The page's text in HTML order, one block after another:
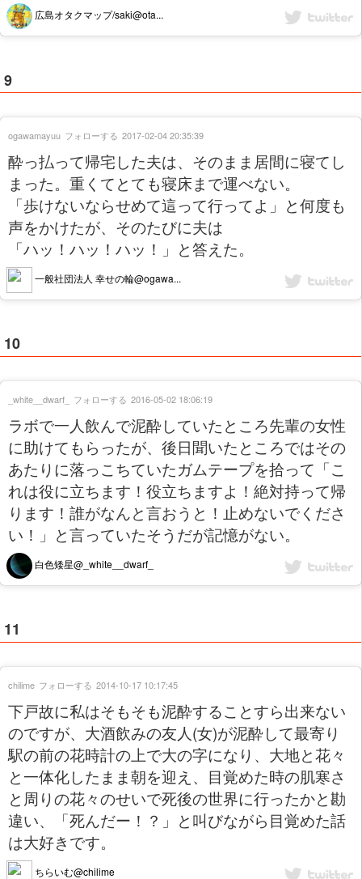
広島オタクマップ/saki@ota...
9
酔っ払って帰宅した夫は、そのまま居間に寝てし
まった。重くてとても寝床まで運べない。
「歩けないならせめて這って行ってよ」と何度も
声をかけたが、そのたびに夫は
「ハッ！ハッ！ハッ！」と答えた。
一般社団法人 幸せの輪@ogawa...
ogawamayuu フォローする 2017-02-04 20:35:39
10
ラボで一人飲んで泥酔していたところ先輩の女性
に助けてもらったが、後日聞いたところではその
あたりに落っこちていたガムテープを拾って「こ
れは役に立ちます！役立ちますよ！絶対持って帰
ります！誰がなんと言おうと！止めないでくださ
い！」と言っていたそうだが記憶がない。
白色矮星@_white__dwarf_
_white__dwarf_ フォローする 2016-05-02 18:06:19
11
下戸故に私はそもそも泥酔することすら出来ない
のですが、大酒飲みの友人(女)が泥酔して最寄り
駅の前の花時計の上で大の字になり、大地と花々
と一体化したまま朝を迎え、目覚めた時の肌寒さ
と周りの花々のせいで死後の世界に行ったかと勘
違い、「死んだー！？」と叫びながら目覚めた話
は大好きです。
ちらいむ@chilime
chilime フォローする 2014-10-17 10:17:45